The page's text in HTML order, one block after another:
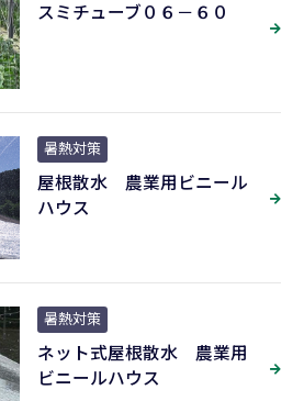
スミチューブ０６－６０
暑熱対策
屋根散水 農業用ビニール
ハウス
暑熱対策
ネット式屋根散水 農業用
ビニールハウス